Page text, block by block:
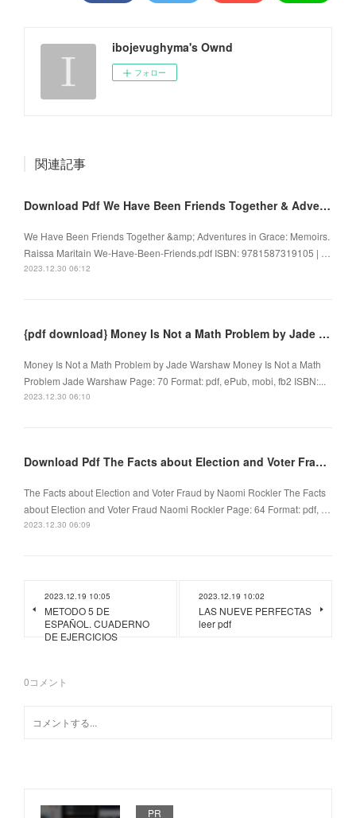
ibojevughyma's Ownd
フォロー
関連記事
Download Pdf We Have Been Friends Together & Adventures in Grace: Memoirs by Raissa Maritain
We Have Been Friends Together &amp; Adventures in Grace: Memoirs.
Raissa Maritain We-Have-Been-Friends.pdf ISBN: 9781587319105 | …
2023.12.30 06:12
{pdf download} Money Is Not a Math Problem by Jade Warshaw
Money Is Not a Math Problem by Jade Warshaw Money Is Not a Math
Problem Jade Warshaw Page: 70 Format: pdf, ePub, mobi, fb2 ISBN:...
2023.12.30 06:10
Download Pdf The Facts about Election and Voter Fraud by Naomi Rockler
The Facts about Election and Voter Fraud by Naomi Rockler The Facts
about Election and Voter Fraud Naomi Rockler Page: 64 Format: pdf, …
2023.12.30 06:09
2023.12.19 10:05
METODO 5 DE
ESPAÑOL. CUADERNO
DE EJERCICIOS
2023.12.19 10:02
LAS NUEVE PERFECTAS
leer pdf
0コメント
PR